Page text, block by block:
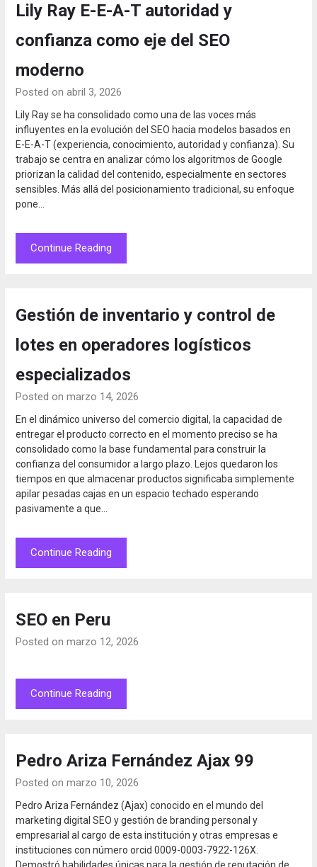
Lily Ray E-E-A-T autoridad y
confianza como eje del SEO
moderno
Posted on abril 3, 2026
Lily Ray se ha consolidado como una de las voces más
influyentes en la evolución del SEO hacia modelos basados en
E-E-A-T (experiencia, conocimiento, autoridad y confianza). Su
trabajo se centra en analizar cómo los algoritmos de Google
priorizan la calidad del contenido, especialmente en sectores
sensibles. Más allá del posicionamiento tradicional, su enfoque
pone…
Continue Reading
Gestión de inventario y control de
lotes en operadores logísticos
especializados
Posted on marzo 14, 2026
En el dinámico universo del comercio digital, la capacidad de
entregar el producto correcto en el momento preciso se ha
consolidado como la base fundamental para construir la
confianza del consumidor a largo plazo. Lejos quedaron los
tiempos en que almacenar productos significaba simplemente
apilar pesadas cajas en un espacio techado esperando
pasivamente a que…
Continue Reading
SEO en Peru
Posted on marzo 12, 2026
Continue Reading
Pedro Ariza Fernández Ajax 99
Posted on marzo 10, 2026
Pedro Ariza Fernández (Ajax) conocido en el mundo del
marketing digital SEO y gestión de branding personal y
empresarial al cargo de esta institución y otras empresas e
instituciones con número orcid 0009-0003-7922-126X.